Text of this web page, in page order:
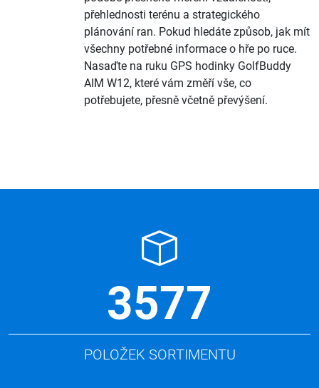
přehlednosti terénu a strategického
plánování ran. Pokud hledáte způsob, jak mít
všechny potřebné informace o hře po ruce.
Nasaďte na ruku GPS hodinky GolfBuddy
AIM W12, které vám změří vše, co
potřebujete, přesně včetně převýšení.
3577
POLOŽEK SORTIMENTU